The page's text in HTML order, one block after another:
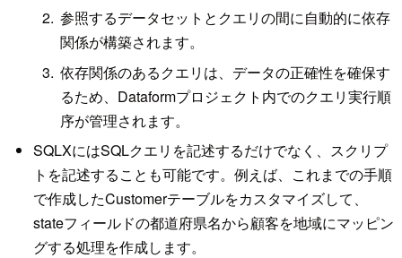
参照するデータセットとクエリの間に自動的に依存
関係が構築されます。
依存関係のあるクエリは、データの正確性を確保す
るため、Dataformプロジェクト内でのクエリ実行順
序が管理されます。
SQLXにはSQLクエリを記述するだけでなく、スクリプ
トを記述することも可能です。例えば、これまでの手順
で作成したCustomerテーブルをカスタマイズして、
stateフィールドの都道府県名から顧客を地域にマッピン
グする処理を作成します。